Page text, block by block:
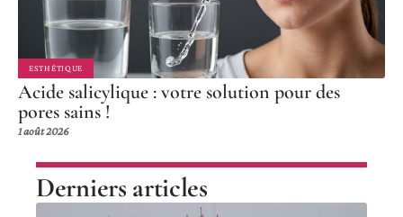
ESTHÉTIQUE
Acide salicylique : votre solution pour des
pores sains !
1 août 2026
Derniers articles